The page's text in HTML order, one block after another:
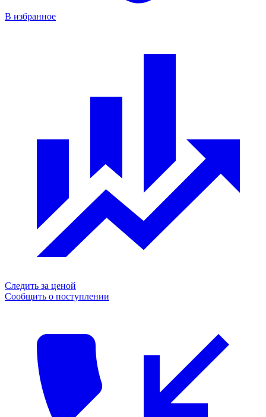
В избранное
Следить за ценой
Сообщить о поступлении